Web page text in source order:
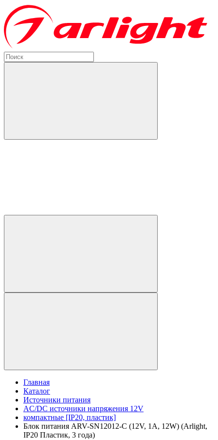
Главная
Каталог
Источники питания
AC/DC источники напряжения 12V
компактные [IP20, пластик]
Блок питания ARV-SN12012-C (12V, 1A, 12W) (Arlight,
IP20 Пластик, 3 года)